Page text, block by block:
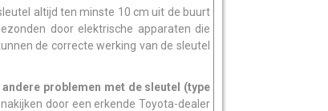
altijd ten minste 10 cm uit de buurt
door elektrische apparaten die
de correcte werking van de sleutel
problemen met de sleutel (type
door een erkende Toyota-dealer